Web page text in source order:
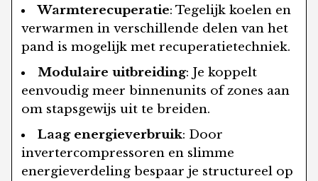
Warmterecuperatie: Tegelijk koelen en
verwarmen in verschillende delen van het
pand is mogelijk met recuperatietechniek.
Modulaire uitbreiding: Je koppelt
eenvoudig meer binnenunits of zones aan
om stapsgewijs uit te breiden.
Laag energieverbruik: Door
invertercompressoren en slimme
energieverdeling bespaar je structureel op